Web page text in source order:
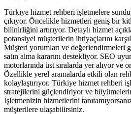
Türkiye hizmet rehberi işletmelere
çıkıyor. Öncelikle hizmetleri geniş bir
bilinirliğini artırıyor. Detaylı hizmet
potansiyel müşterilerin ihtiyaçlarını
Müşteri yorumları ve değerlendirmeleri
satın alma kararını destekliyor. SEO
motorlarında üst sıralarda yer alıyor ve
Özellikle yerel aramalarda etkili olan
kolaylaştırıyor. Türkiye hizmet rehberi
stratejilerini güçlendiriyor ve
İşletmenizin hizmetlerini
müşterilere ulaşabilirsiniz.